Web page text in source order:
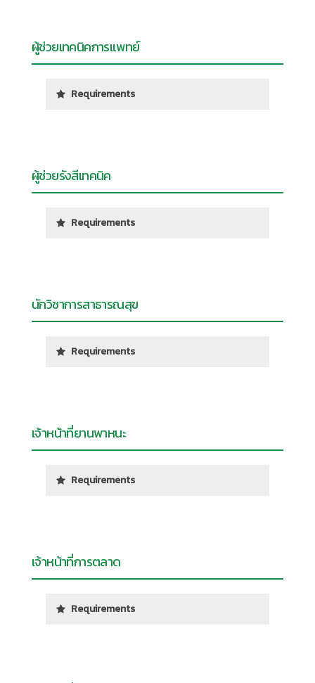
ผู้ช่วยเทคนิคการแพทย์
Requirements
ผู้ช่วยรังสีเทคนิค
Requirements
นักวิชาการสาธารณสุข
Requirements
เจ้าหน้าที่ยานพาหนะ
Requirements
เจ้าหน้าที่การตลาด
Requirements